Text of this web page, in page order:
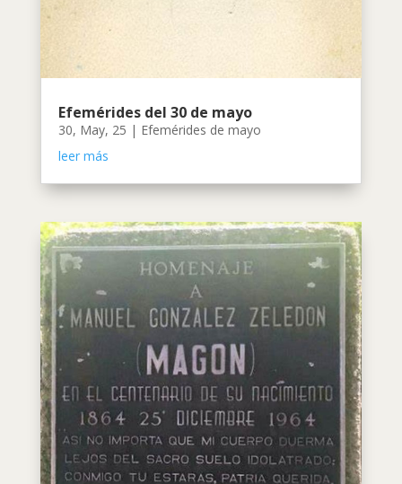
Efemérides del 30 de mayo
30, May, 25 | Efemérides de mayo
leer más